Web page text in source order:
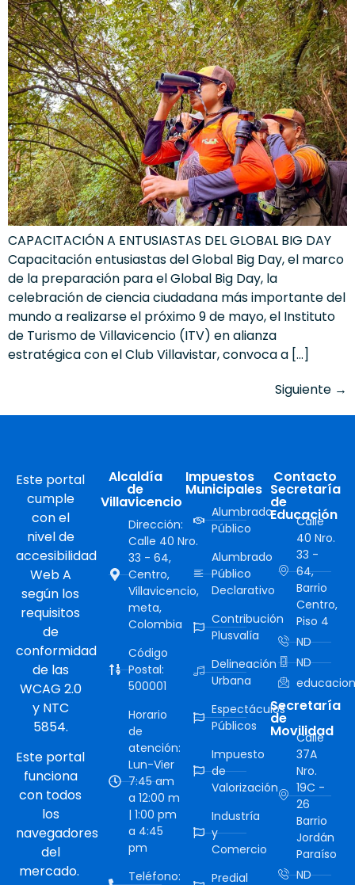
CAPACITACIÓN A ENTUSIASTAS DEL GLOBAL BIG DAY
Capacitación entusiastas del Global Big Day, el marco
de la preparación para el Global Big Day, la
celebración de ciencia ciudadana más importante del
mundo a realizarse el próximo 9 de mayo, el Instituto
de Turismo de Villavicencio (ITV) en alianza
estratégica con el Club Villavistar, convoca a […]
Siguiente →
Este portal
cumple
con el
nivel de
accesibilidad
Web A
según los
requisitos
de
conformidad
de las
WCAG 2.0
y NTC
5854.
Este portal
funciona
con todos
los
navegadores
del
mercado.
Alcaldía
de
Villavicencio
Dirección:
Calle 40 Nro.
33 - 64,
Centro,
Villavicencio,
meta,
Colombia
Código
Postal:
500001
Horario
de
atención:
Lun-Vier
7:45 am
a 12:00 m
| 1:00 pm
a 4:45
pm
Teléfono:
Impuestos
Municipales
Alumbrado
Público
Alumbrado
Público
Declarativo
Contribución
Plusvalía
Delineación
Urbana
Espectáculos
Públicos
Impuesto
de
Valorización
Industría
y
Comercio
Predial
Contacto
Secretaría
de
Educación
Calle
40 Nro.
33 -
64,
Barrio
Centro,
Piso 4
ND
ND
Secretaría
de
Movilidad
Calle
37A
Nro.
19C -
26
Barrio
Jordán
Paraíso
ND